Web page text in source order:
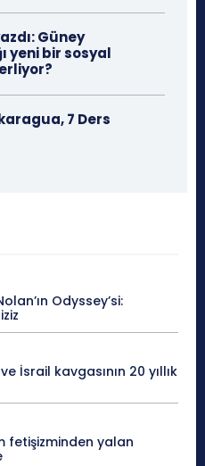
Güney
yeni bir sosyal
7 Ders
Odyssey’si:
İsrail kavgasının 20 yıllık
fetişizminden yalan